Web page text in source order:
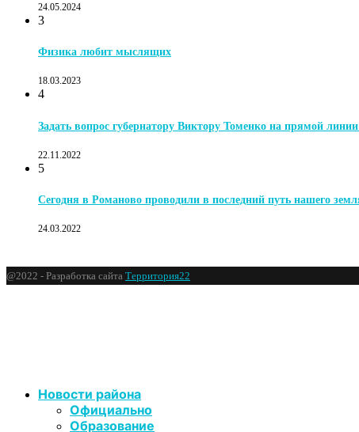
24.05.2024
3
Физика любит мыслящих
18.03.2023
4
Задать вопрос губернатору Виктору Томенко на прямой
22.11.2022
5
Сегодня в Романово проводили в последний путь нашего
24.03.2022
@2022 - Разработка сайта Территория22
Новости района
Официально
Образование